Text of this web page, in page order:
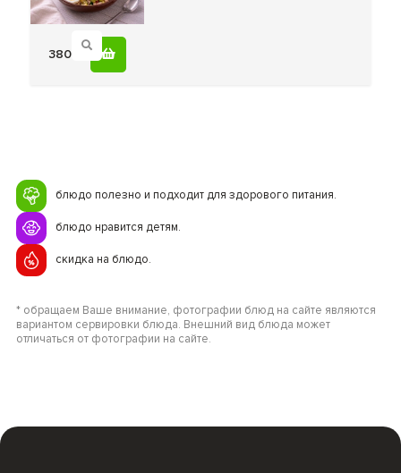
380
блюдо полезно и подходит для здорового питания.
блюдо нравится детям.
скидка на блюдо.
* обращаем Ваше внимание, фотографии блюд на сайте являются
вариантом сервировки блюда. Внешний вид блюда может
отличаться от фотографии на сайте.